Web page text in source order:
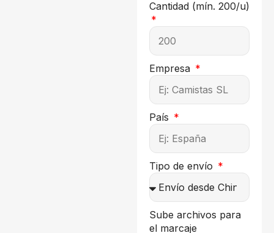
Cantidad (mín. 200/u)
Empresa
País
Tipo de envío
Sube archivos para
el marcaje